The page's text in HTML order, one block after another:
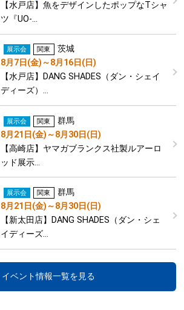
【水戸店】魚をデザインしたポップなTシャ
ツ『UO-…
展示会 関東
茨城
8月7日(金)～8月16日(日)
【水戸店】DANG SHADES（ダン・シェイ
ディーズ）…
展示会 関東
群馬
8月21日(金)～8月30日(日)
【高崎店】ヤマガブランクス社製ルアーロ
ッド展示…
展示会 関東
群馬
8月21日(金)～8月30日(日)
【新太田店】DANG SHADES（ダン・シェ
イディーズ…
イベント情報一覧を見る